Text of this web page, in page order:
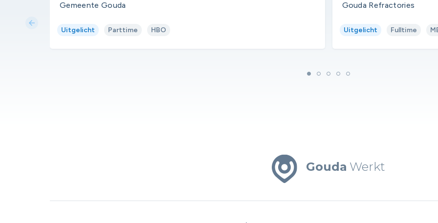
Gemeente Gouda
Uitgelicht Parttime HBO
Gouda Refractories
Uitgelicht Fulltime
arrow_back
Gouda Werkt